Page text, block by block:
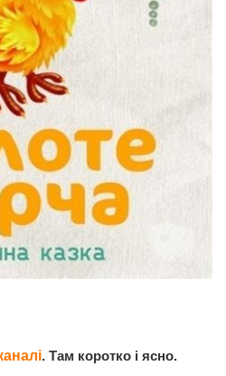
. Там коротко і ясно.